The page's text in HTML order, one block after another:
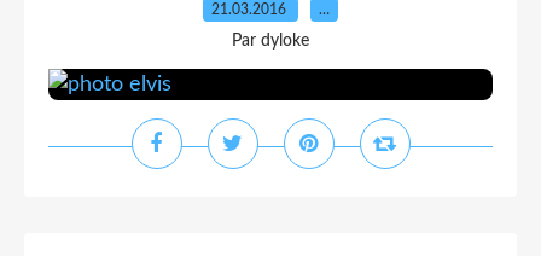
21.03.2016 …
Par dyloke